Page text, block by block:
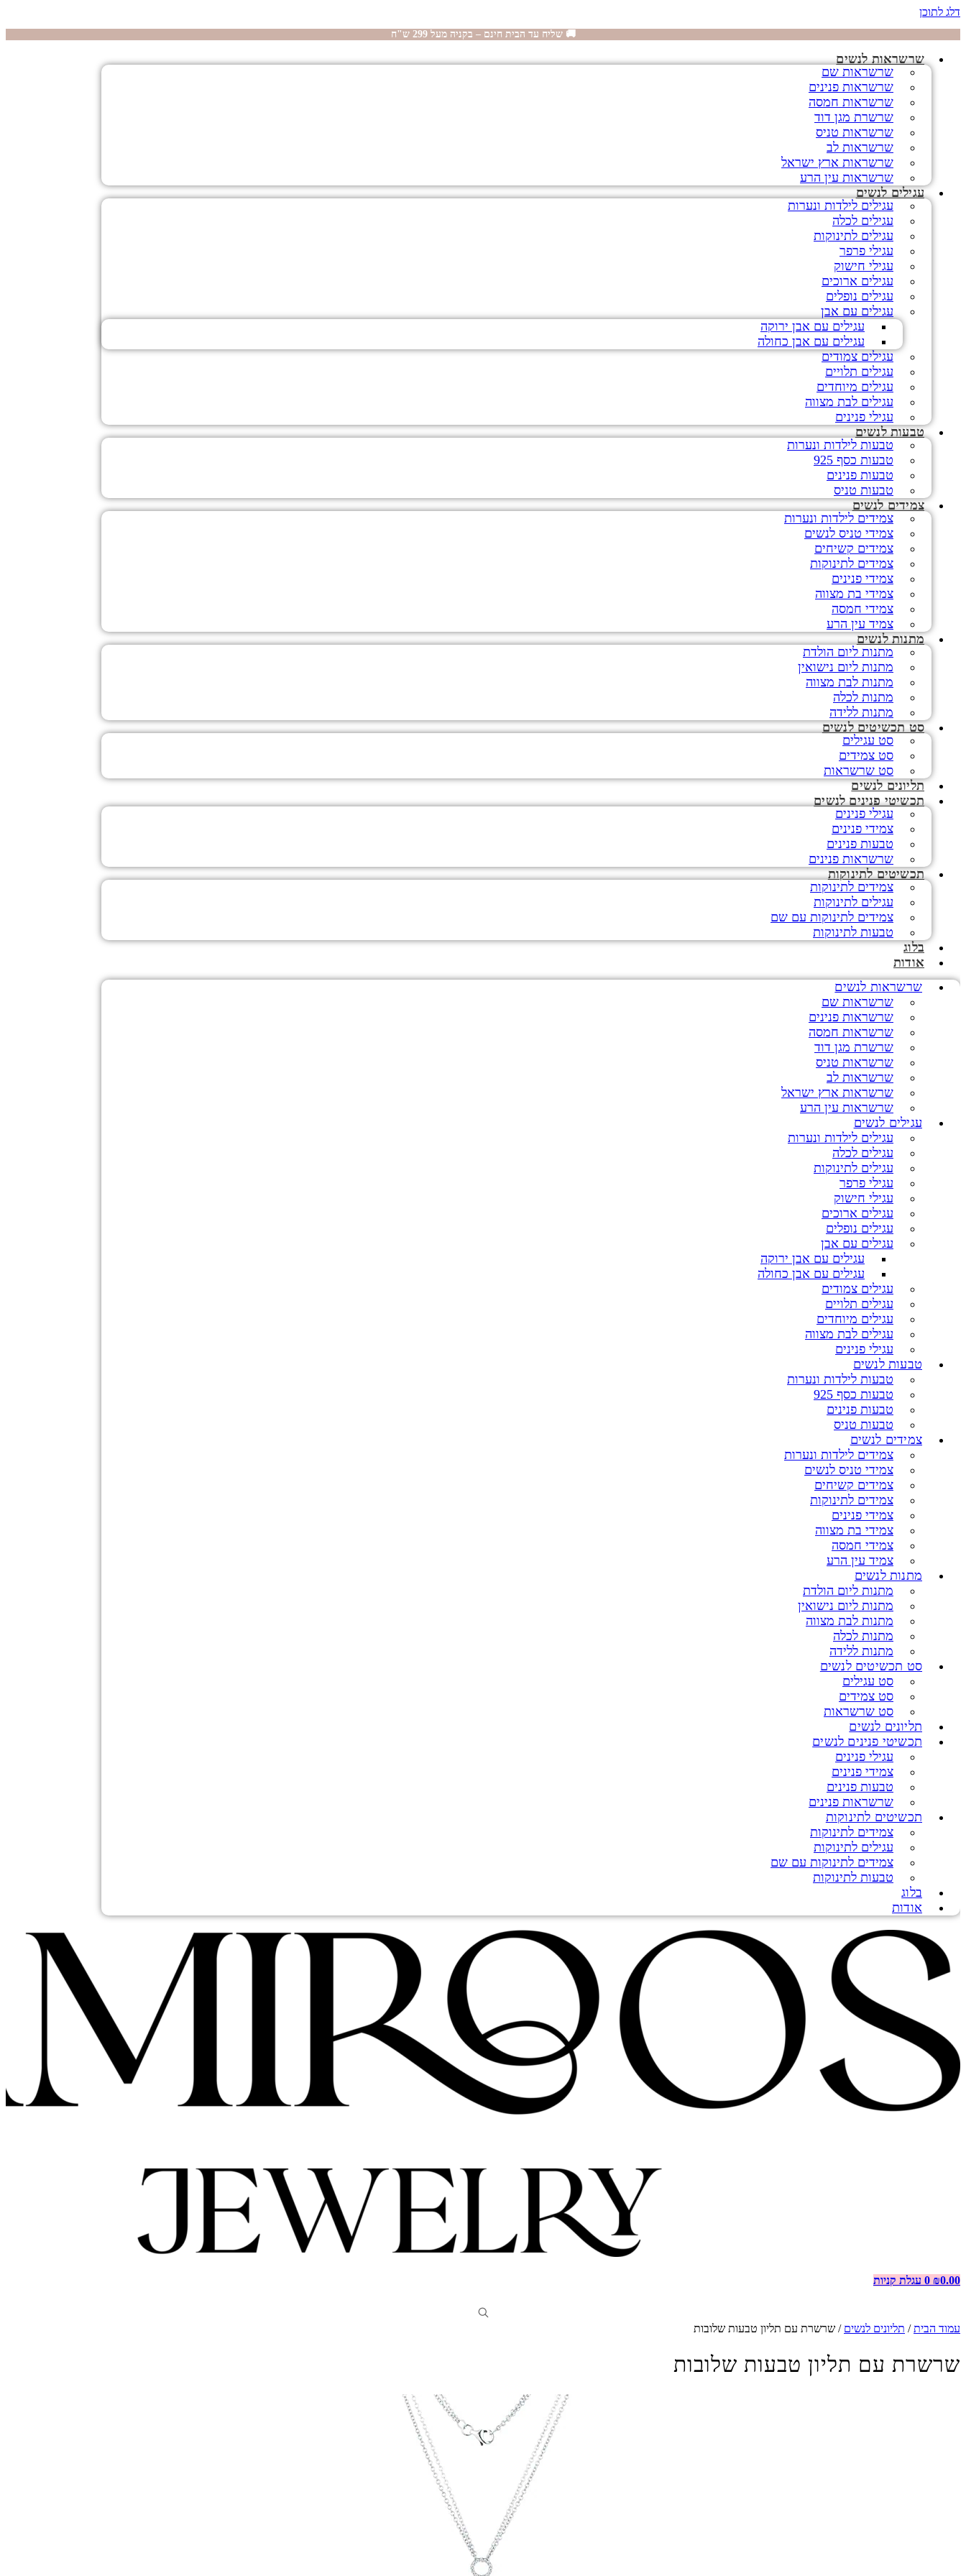
דלג לתוכן
🚚 שליח עד הבית חינם – בקניה מעל 299 ש"ח
שרשראות לנשים
שרשראות שם
שרשראות פנינים
שרשראות חמסה
שרשרת מגן דוד
שרשראות טניס
שרשראות לב
שרשראות ארץ ישראל
שרשראות עין הרע
עגילים לנשים
עגילים לילדות ונערות
עגילים לכלה
עגילים לתינוקות
עגילי פרפר
עגילי חישוק
עגילים ארוכים
עגילים נופלים
עגילים עם אבן
עגילים עם אבן ירוקה
עגילים עם אבן כחולה
עגילים צמודים
עגילים תלויים
עגילים מיוחדים
עגילים לבת מצווה
עגילי פנינים
טבעות לנשים
טבעות לילדות ונערות
טבעות כסף 925
טבעות פנינים
טבעות טניס
צמידים לנשים
צמידים לילדות ונערות
צמידי טניס לנשים
צמידים קשיחים
צמידים לתינוקות
צמידי פנינים
צמידי בת מצווה
צמידי חמסה
צמיד עין הרע
מתנות לנשים
מתנות ליום הולדת
מתנות ליום נישואין
מתנות לבת מצווה
מתנות לכלה
מתנות ללידה
סט תכשיטים לנשים
סט עגילים
סט צמידים
סט שרשראות
תליונים לנשים
תכשיטי פנינים לנשים
עגילי פנינים
צמידי פנינים
טבעות פנינים
שרשראות פנינים
תכשיטים לתינוקות
צמידים לתינוקות
עגילים לתינוקות
צמידים לתינוקות עם שם
טבעות לתינוקות
בלוג
אודות
שרשראות לנשים
שרשראות שם
שרשראות פנינים
שרשראות חמסה
שרשרת מגן דוד
שרשראות טניס
שרשראות לב
שרשראות ארץ ישראל
שרשראות עין הרע
עגילים לנשים
עגילים לילדות ונערות
עגילים לכלה
עגילים לתינוקות
עגילי פרפר
עגילי חישוק
עגילים ארוכים
עגילים נופלים
עגילים עם אבן
עגילים עם אבן ירוקה
עגילים עם אבן כחולה
עגילים צמודים
עגילים תלויים
עגילים מיוחדים
עגילים לבת מצווה
עגילי פנינים
טבעות לנשים
טבעות לילדות ונערות
טבעות כסף 925
טבעות פנינים
טבעות טניס
צמידים לנשים
צמידים לילדות ונערות
צמידי טניס לנשים
צמידים קשיחים
צמידים לתינוקות
צמידי פנינים
צמידי בת מצווה
צמידי חמסה
צמיד עין הרע
מתנות לנשים
מתנות ליום הולדת
מתנות ליום נישואין
מתנות לבת מצווה
מתנות לכלה
מתנות ללידה
סט תכשיטים לנשים
סט עגילים
סט צמידים
סט שרשראות
תליונים לנשים
תכשיטי פנינים לנשים
עגילי פנינים
צמידי פנינים
טבעות פנינים
שרשראות פנינים
תכשיטים לתינוקות
צמידים לתינוקות
עגילים לתינוקות
צמידים לתינוקות עם שם
טבעות לתינוקות
בלוג
אודות
₪0.00
0 עגלת קניות
עמוד הבית/ תליונים לנשים / שרשרת עם תליון טבעות שלובות
שרשרת עם תליון טבעות שלובות